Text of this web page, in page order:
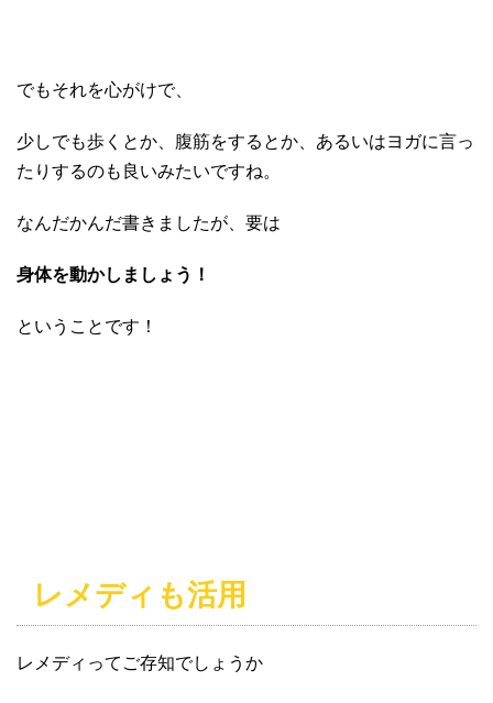
でもそれを心がけで、
少しでも歩くとか、腹筋をするとか、あるいはヨガに言っ
たりするのも良いみたいですね。
なんだかんだ書きましたが、要は
身体を動かしましょう！
ということです！
レメディも活用
レメディってご存知でしょうか